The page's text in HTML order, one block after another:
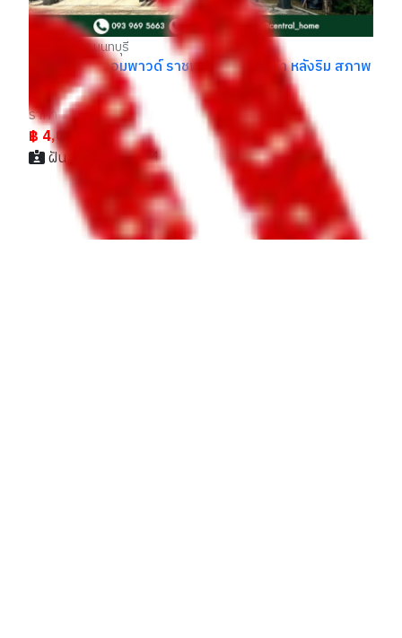
บางกรวย นนทบุรี
ทาวน์โฮม วี คอมพาวด์ ราชพฤกษ์ - ปิ่นเกล้า หลังริม สภาพ
ราคา
฿ 4,090,000
ฝัน / 093xxxxx14